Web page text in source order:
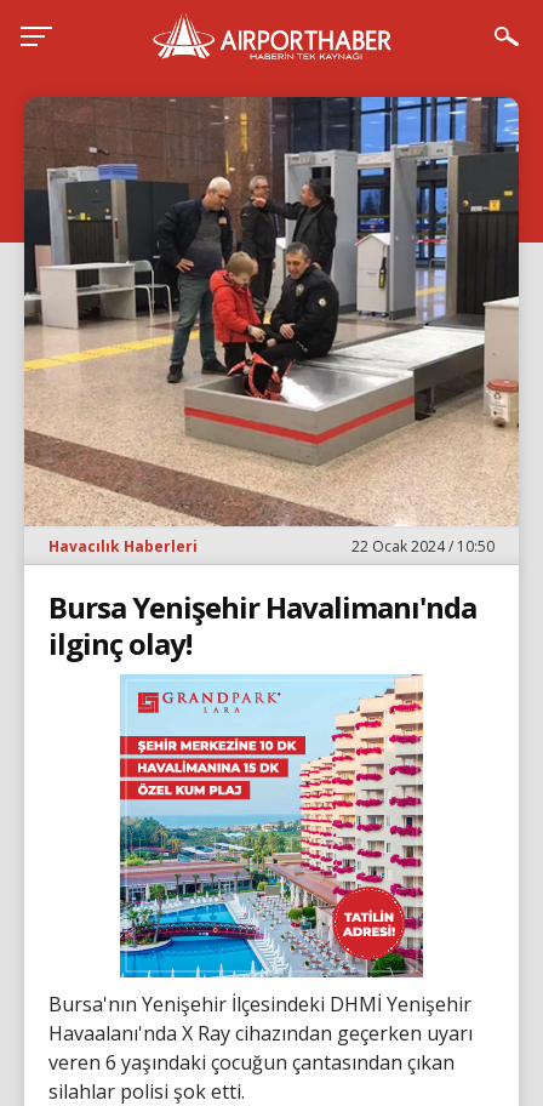
Havacılık Haberleri 22 Ocak 2024 / 10:50
Bursa Yenişehir Havalimanı'nda
ilginç olay!
Bursa'nın Yenişehir İlçesindeki DHMİ Yenişehir
Havaalanı'nda X Ray cihazından geçerken uyarı
veren 6 yaşındaki çocuğun çantasından çıkan
silahlar polisi şok etti.